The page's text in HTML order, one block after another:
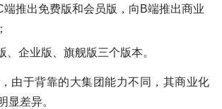
端推出免费版和会员版，向B端推出商业
、企业版、旗舰版三个版本。
由于背靠的大集团能力不同，其商业化
显差异。